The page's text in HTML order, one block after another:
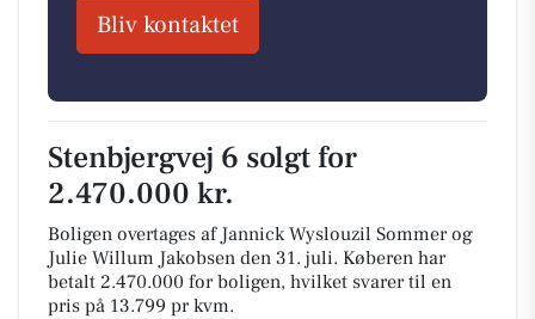
Bliv kontaktet
Stenbjergvej 6 solgt for
2.470.000 kr.
Boligen overtages af Jannick Wyslouzil Sommer og
Julie Willum Jakobsen den 31. juli. Køberen har
betalt 2.470.000 for boligen, hvilket svarer til en
pris på 13.799 pr kvm.